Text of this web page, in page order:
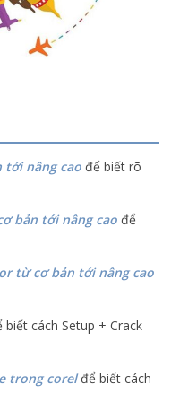
tới nâng cao để biết rõ
bản tới nâng cao để
từ cơ bản tới nâng cao
biết cách Setup + Crack
trong corelđể biết cách